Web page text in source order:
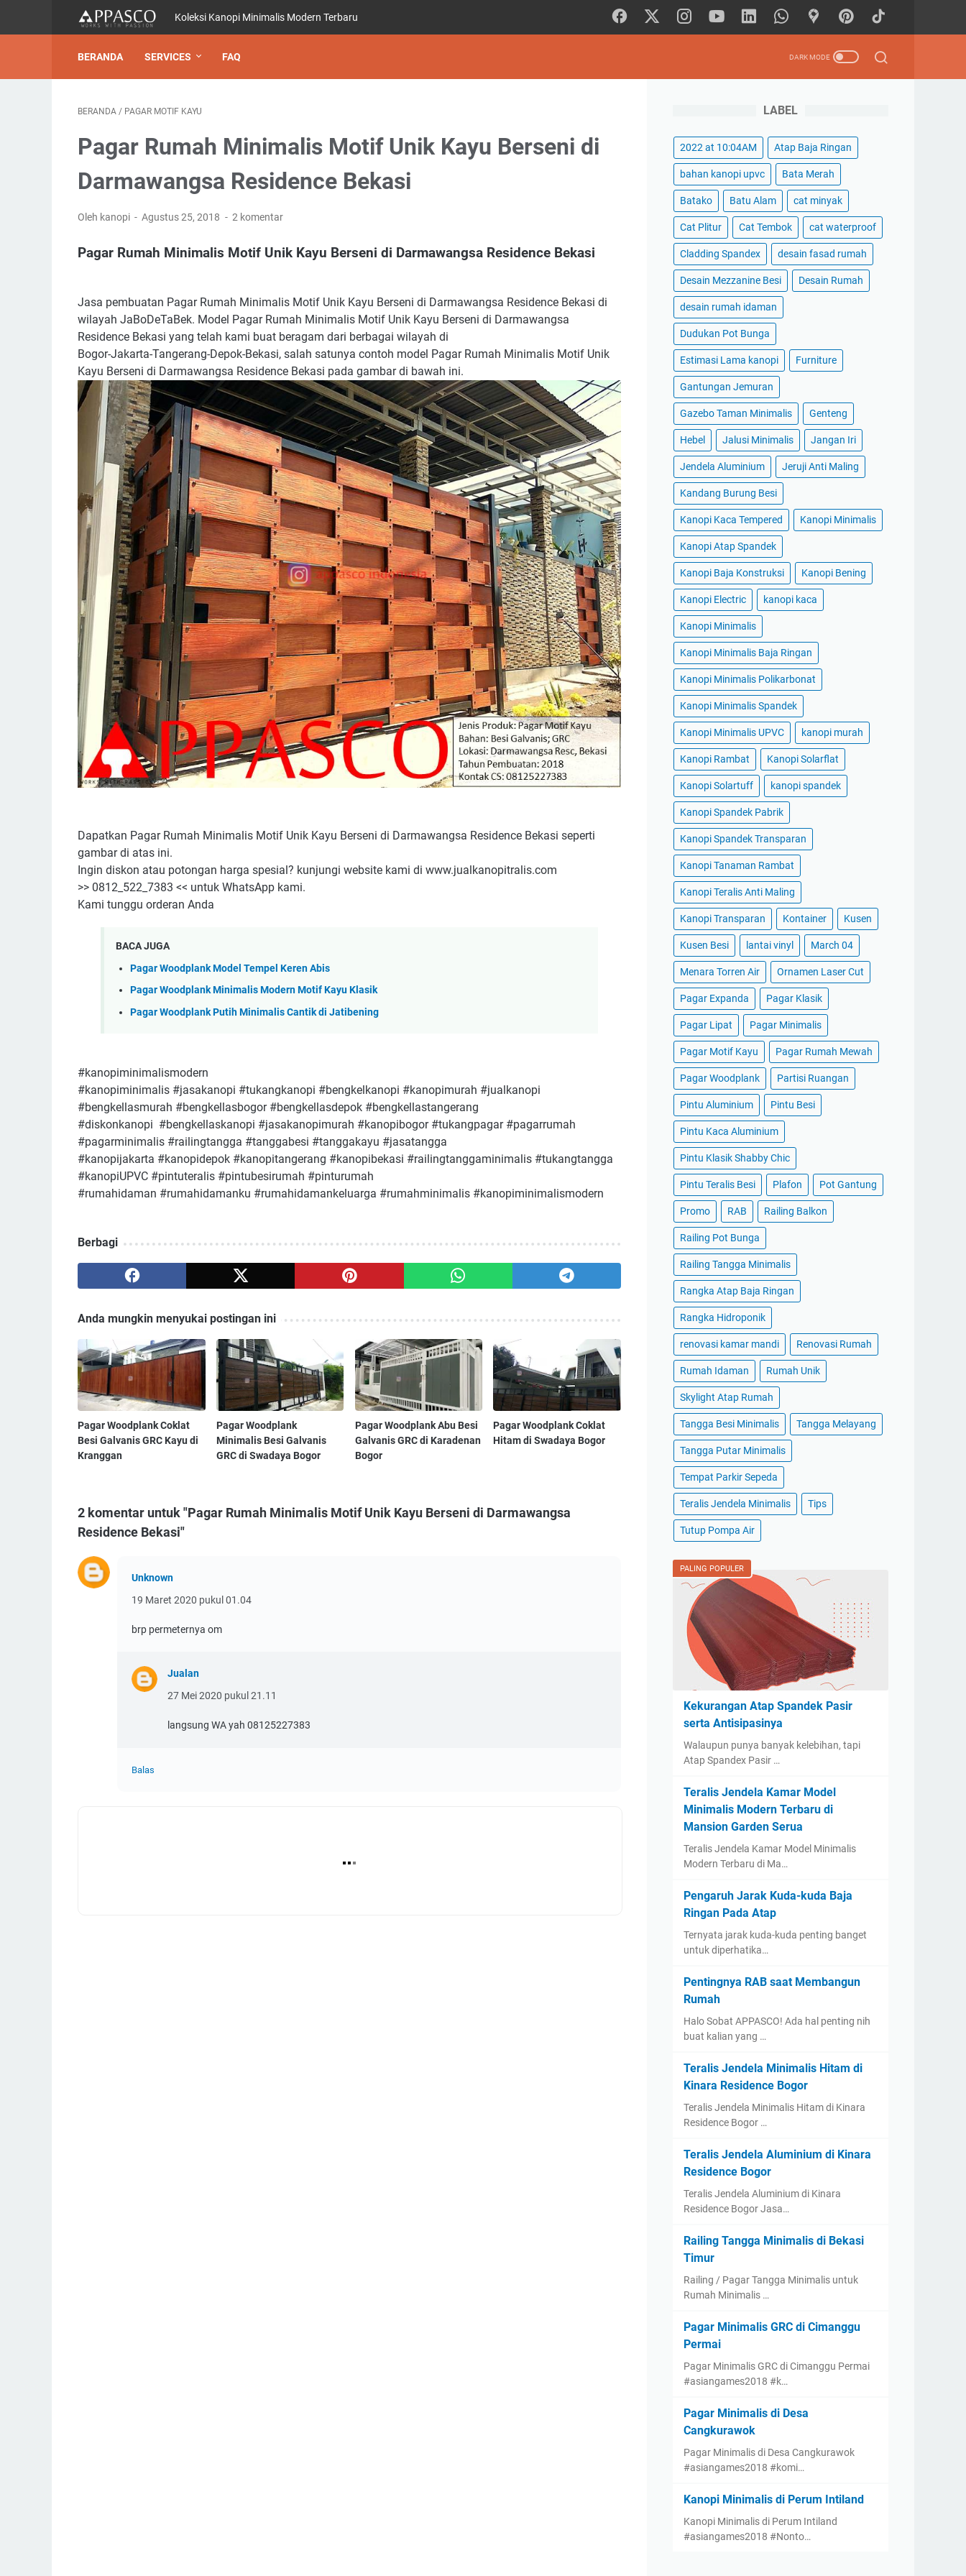
Koleksi Kanopi Minimalis Modern Terbaru
BERANDA SERVICES FAQ
BERANDA / PAGAR MOTIF KAYU
Pagar Rumah Minimalis Motif Unik Kayu Berseni di
Darmawangsa Residence Bekasi
Oleh kanopi Agustus 25, 2018 2 komentar
Pagar Rumah Minimalis Motif Unik Kayu Berseni di Darmawangsa Residence Bekasi
Jasa pembuatan Pagar Rumah Minimalis Motif Unik Kayu Berseni di Darmawangsa Residence Bekasi di
wilayah JaBoDeTaBek. Model Pagar Rumah Minimalis Motif Unik Kayu Berseni di Darmawangsa
Residence Bekasi yang telah kami buat beragam dari berbagai wilayah di
Bogor-Jakarta-Tangerang-Depok-Bekasi, salah satunya contoh model Pagar Rumah Minimalis Motif Unik
Kayu Berseni di Darmawangsa Residence Bekasi pada gambar di bawah ini.
Dapatkan Pagar Rumah Minimalis Motif Unik Kayu Berseni di Darmawangsa Residence Bekasi seperti
gambar di atas ini.
Ingin diskon atau potongan harga spesial? kunjungi website kami di www.jualkanopitralis.com
>> 0812_522_7383 << untuk WhatsApp kami.
Kami tunggu orderan Anda
BACA JUGA
Pagar Woodplank Model Tempel Keren Abis
Pagar Woodplank Minimalis Modern Motif Kayu Klasik
Pagar Woodplank Putih Minimalis Cantik di Jatibening
#kanopiminimalismodern
#kanopiminimalis #jasakanopi #tukangkanopi #bengkelkanopi #kanopimurah #jualkanopi
#bengkellasmurah #bengkellasbogor #bengkellasdepok #bengkellastangerang
#diskonkanopi #bengkellaskanopi #jasakanopimurah #kanopibogor #tukangpagar #pagarrumah
#pagarminimalis #railingtangga #tanggabesi #tanggakayu #jasatangga
#kanopijakarta #kanopidepok #kanopitangerang #kanopibekasi #railingtanggaminimalis #tukangtangga
#kanopiUPVC #pintuteralis #pintubesirumah #pinturumah
#rumahidaman #rumahidamanku #rumahidamankeluarga #rumahminimalis #kanopiminimalismodern
Berbagi
Anda mungkin menyukai postingan ini
Pagar Woodplank Coklat
Besi Galvanis GRC Kayu di
Kranggan
Pagar Woodplank
Minimalis Besi Galvanis
GRC di Swadaya Bogor
Pagar Woodplank Abu Besi
Galvanis GRC di Karadenan
Bogor
Pagar Woodplank Coklat
Hitam di Swadaya Bogor
2 komentar untuk "Pagar Rumah Minimalis Motif Unik Kayu Berseni di Darmawangsa
Residence Bekasi"
Unknown
19 Maret 2020 pukul 01.04
brp permeternya om
Jualan
27 Mei 2020 pukul 21.11
langsung WA yah 08125227383
Balas
LABEL
2022 at 10:04AM Atap Baja Ringan
bahan kanopi upvc Bata Merah
Batako Batu Alam cat minyak
Cat Plitur Cat Tembok cat waterproof
Cladding Spandex desain fasad rumah
Desain Mezzanine Besi Desain Rumah
desain rumah idaman
Dudukan Pot Bunga
Estimasi Lama kanopi Furniture
Gantungan Jemuran
Gazebo Taman Minimalis Genteng
Hebel Jalusi Minimalis Jangan Iri
Jendela Aluminium Jeruji Anti Maling
Kandang Burung Besi
Kanopi Kaca Tempered Kanopi Minimalis
Kanopi Atap Spandek
Kanopi Baja Konstruksi Kanopi Bening
Kanopi Electric kanopi kaca
Kanopi Minimalis
Kanopi Minimalis Baja Ringan
Kanopi Minimalis Polikarbonat
Kanopi Minimalis Spandek
Kanopi Minimalis UPVC kanopi murah
Kanopi Rambat Kanopi Solarflat
Kanopi Solartuff kanopi spandek
Kanopi Spandek Pabrik
Kanopi Spandek Transparan
Kanopi Tanaman Rambat
Kanopi Teralis Anti Maling
Kanopi Transparan Kontainer Kusen
Kusen Besi lantai vinyl March 04
Menara Torren Air Ornamen Laser Cut
Pagar Expanda Pagar Klasik
Pagar Lipat Pagar Minimalis
Pagar Motif Kayu Pagar Rumah Mewah
Pagar Woodplank Partisi Ruangan
Pintu Aluminium Pintu Besi
Pintu Kaca Aluminium
Pintu Klasik Shabby Chic
Pintu Teralis Besi Plafon Pot Gantung
Promo RAB Railing Balkon
Railing Pot Bunga
Railing Tangga Minimalis
Rangka Atap Baja Ringan
Rangka Hidroponik
renovasi kamar mandi Renovasi Rumah
Rumah Idaman Rumah Unik
Skylight Atap Rumah
Tangga Besi Minimalis Tangga Melayang
Tangga Putar Minimalis
Tempat Parkir Sepeda
Teralis Jendela Minimalis Tips
Tutup Pompa Air
PALING POPULER
Kekurangan Atap Spandek Pasir
serta Antisipasinya
Walaupun punya banyak kelebihan, tapi
Atap Spandex Pasir …
Teralis Jendela Kamar Model
Minimalis Modern Terbaru di
Mansion Garden Serua
Teralis Jendela Kamar Model Minimalis
Modern Terbaru di Ma…
Pengaruh Jarak Kuda-kuda Baja
Ringan Pada Atap
Ternyata jarak kuda-kuda penting banget
untuk diperhatika…
Pentingnya RAB saat Membangun
Rumah
Halo Sobat APPASCO! Ada hal penting nih
buat kalian yang …
Teralis Jendela Minimalis Hitam di
Kinara Residence Bogor
Teralis Jendela Minimalis Hitam di Kinara
Residence Bogor …
Teralis Jendela Aluminium di Kinara
Residence Bogor
Teralis Jendela Aluminium di Kinara
Residence Bogor Jasa…
Railing Tangga Minimalis di Bekasi
Timur
Railing / Pagar Tangga Minimalis untuk
Rumah Minimalis …
Pagar Minimalis GRC di Cimanggu
Permai
Pagar Minimalis GRC di Cimanggu Permai
#asiangames2018 #k…
Pagar Minimalis di Desa
Cangkurawok
Pagar Minimalis di Desa Cangkurawok
#asiangames2018 #komi…
Kanopi Minimalis di Perum Intiland
Kanopi Minimalis di Perum Intiland
#asiangames2018 #Nonto…